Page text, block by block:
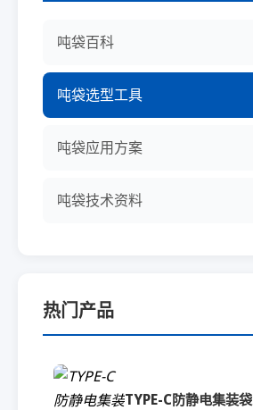
吨袋百科
吨袋选型工具
吨袋应用方案
吨袋技术资料
热门产品
TYPE-C防静电集装袋